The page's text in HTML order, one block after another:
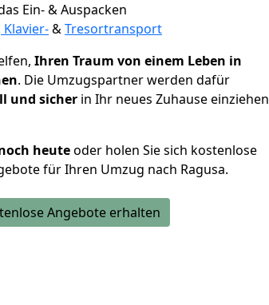
Ein- & Auspacken
Klavier-&Tresortransport
Ihren Traum von einem Leben in
. Die Umzugspartner werden dafür
und sicher in Ihr neues Zuhause einziehen
heuteoder holen Sie sich kostenlose
für Ihren Umzug nach Ragusa.
Angebote erhalten